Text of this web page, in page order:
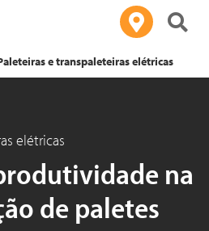
e transpaleteiras elétricas
elétricas
na
de paletes